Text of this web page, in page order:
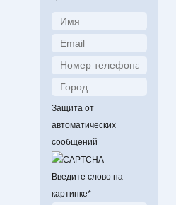
Защита от
автоматических
сообщений
Введите слово на
картинке*